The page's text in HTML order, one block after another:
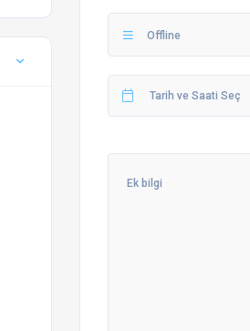
Offline